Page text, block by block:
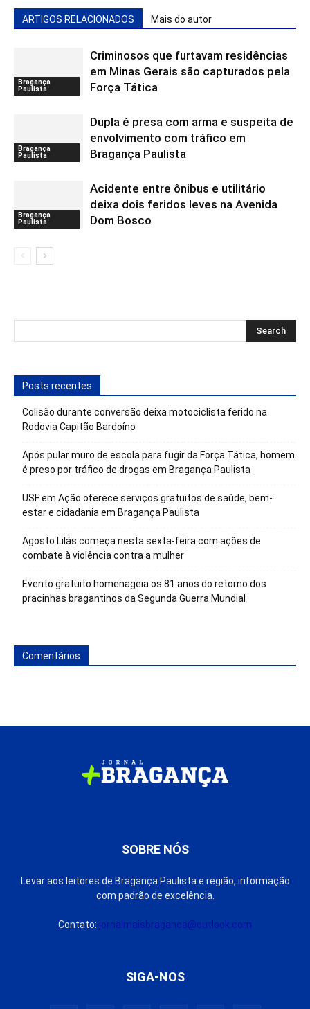
ARTIGOS RELACIONADOS Mais do autor
Bragança
Paulista
Criminosos que furtavam residências
em Minas Gerais são capturados pela
Força Tática
Bragança
Paulista
Dupla é presa com arma e suspeita de
envolvimento com tráfico em
Bragança Paulista
Bragança
Paulista
Acidente entre ônibus e utilitário
deixa dois feridos leves na Avenida
Dom Bosco
Posts recentes
Colisão durante conversão deixa motociclista ferido na
Rodovia Capitão Bardoíno
Após pular muro de escola para fugir da Força Tática, homem
é preso por tráfico de drogas em Bragança Paulista
USF em Ação oferece serviços gratuitos de saúde, bem-
estar e cidadania em Bragança Paulista
Agosto Lilás começa nesta sexta-feira com ações de
combate à violência contra a mulher
Evento gratuito homenageia os 81 anos do retorno dos
pracinhas bragantinos da Segunda Guerra Mundial
Comentários
SOBRE NÓS
Levar aos leitores de Bragança Paulista e região, informação
com padrão de excelência.
Contato: jornalmaisbraganca@outlook.com
SIGA-NOS